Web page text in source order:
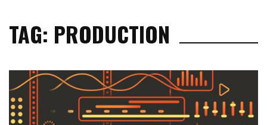
TAG: PRODUCTION